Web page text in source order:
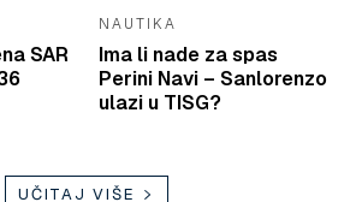
SAR
NAUTIKA
Ima li nade za spas
Perini Navi – Sanlorenzo
ulazi u TISG?
UČITAJ VIŠE